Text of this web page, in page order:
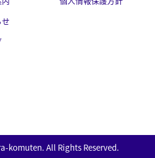
komuten. All Rights Reserved.